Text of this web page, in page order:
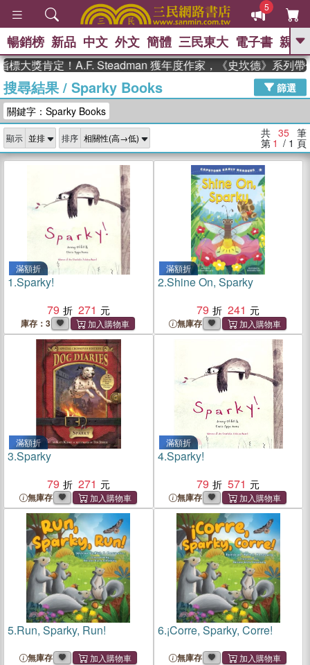
5
GO
熱搜： 高希均教授回憶錄
、 The Odyssey 、 父親節 、 如果歷
獎 臺灣漫遊錄 、 方念華 、 台灣的李
登輝時代
數學女孩：黎曼猜想 、
偉大的迷走神經
暢銷榜 新品 中文 外文 簡體 三民東大 電子書 親子
肯定！A.F. Steadman 獲年度作家，《史坎德》系列帶你踏
搜尋結果/ Sparky Books
篩選
關鍵字：Sparky Books
顯示 排序 共 35 筆
第 1 / 1 頁
滿額折
1.Sparky!
79
271
庫存：3
滿額折
2.Shine On, Sparky
79
241
無庫存
滿額折
3.Sparky
79
271
無庫存
滿額折
4.Sparky!
79
571
無庫存
5.Run, Sparky, Run!
無庫存
6.¡Corre, Sparky, Corre!
無庫存